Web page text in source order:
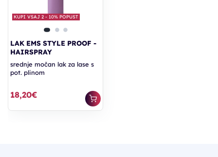
KUPI VSAJ 2 - 10% POPUST
LAK EMS STYLE PROOF -
HAIRSPRAY
srednje močan lak za lase s
pot. plinom
18,20€